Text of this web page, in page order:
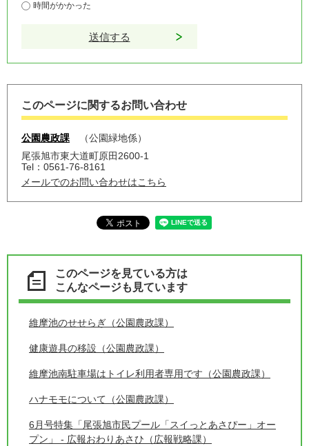
時間がかかった
このページに関するお問い合わせ
公園農政課
公園緑地係
尾張旭市東大道町原田2600-1
Tel：0561-76-8161
メールでのお問い合わせはこちら
このページを見ている方は
こんなページも見ています
維摩池のせせらぎ（公園農政課）
健康遊具の移設（公園農政課）
維摩池南駐車場はトイレ利用者専用です（公園農政課）
ハナモモについて（公園農政課）
6月号特集「尾張旭市民プール「スイっとあさぴー」オー
プン」 - 広報おわりあさひ（広報戦略課）